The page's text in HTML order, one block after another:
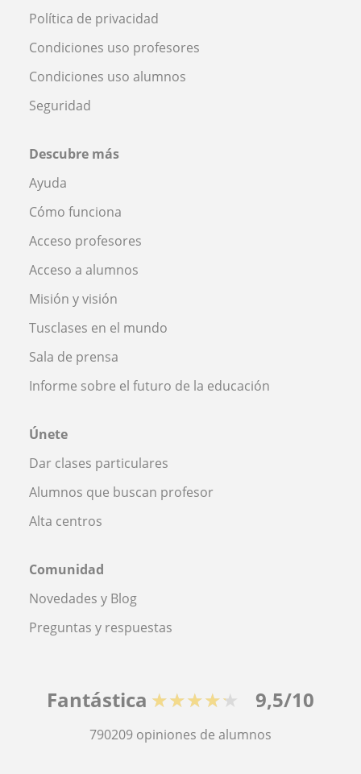
Política de privacidad
Condiciones uso profesores
Condiciones uso alumnos
Seguridad
Descubre más
Ayuda
Cómo funciona
Acceso profesores
Acceso a alumnos
Misión y visión
Tusclases en el mundo
Sala de prensa
Informe sobre el futuro de la educación
Únete
Dar clases particulares
Alumnos que buscan profesor
Alta centros
Comunidad
Novedades y Blog
Preguntas y respuestas
Fantástica ★★★★★ 9,5/10
790209 opiniones de alumnos